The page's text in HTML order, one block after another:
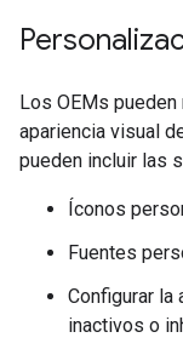
Los OEMs
apariencia visual
pueden incluir las
Íconos
Fuentes
Configurar la
inactivos o